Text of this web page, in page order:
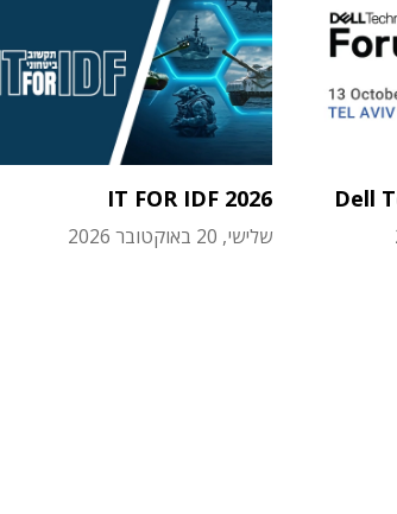
Dell
IT FOR IDF 2026
שלישי, 20 באוקטובר 2026